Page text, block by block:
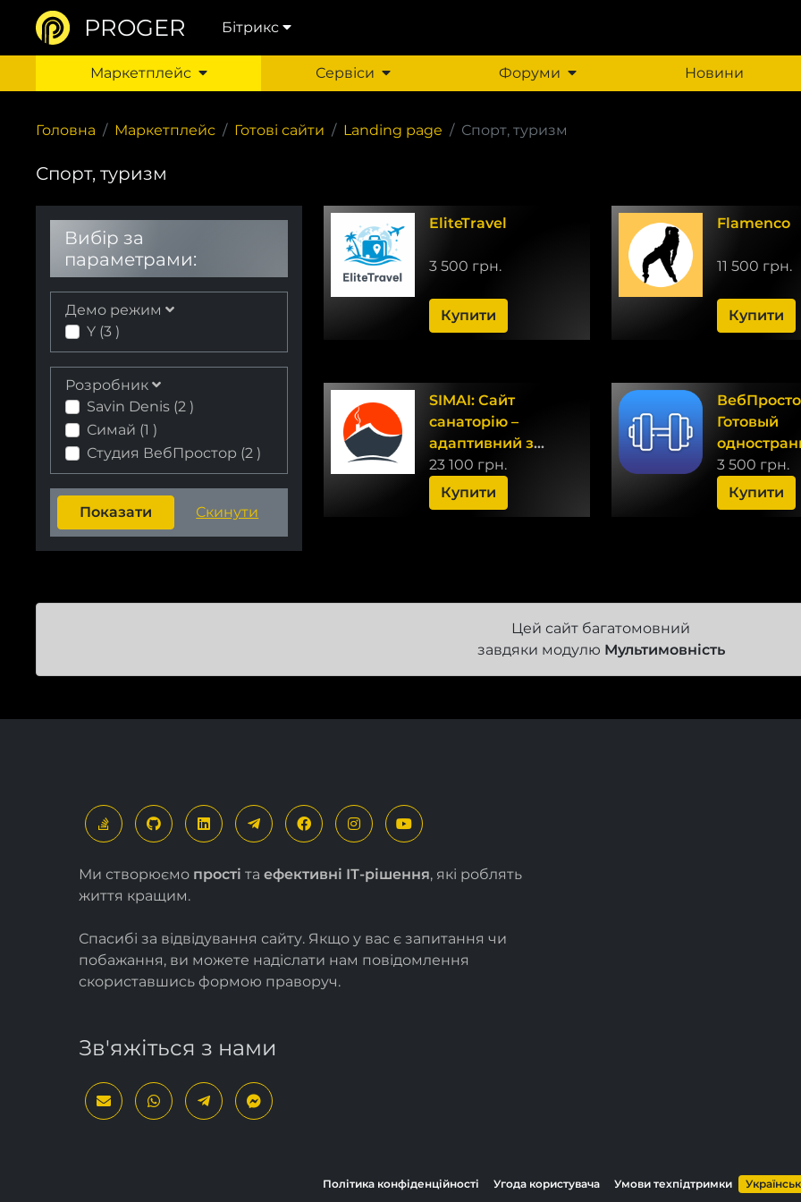
PROGER Бітрикс
Маркетплейс Сервіси Форуми Новини
Головна Маркетплейс Готові сайти Landing page Спорт, туризм
Спорт, туризм
Вибір за
параметрами:
Демо режим
Y (3 )
Розробник
Savin Denis (2 )
Симай (1 )
Студия ВебПростор (2 )
EliteTravel
3 500 грн.
Купити
Flamenco
11 500 грн.
Купити
SIMAI: Сайт
санаторію –
адаптивний з
версією для
людей з вадами
зору
23 100 грн.
Купити
Готовый
сайт -
клуб
3 500 грн.
Купити
Цей сайт багатомовний
завдяки модулю Мультимовність
Ми створюємо прості та ефективні ІТ-рішення, які роблять
життя кращим.
Спасибі за відвідування сайту. Якщо у вас є запитання чи
побажання, ви можете надіслати нам повідомлення
скориставшись формою праворуч.
Зв'яжіться з нами
Політика конфіденційності Угода користувача Умови техпідтримки